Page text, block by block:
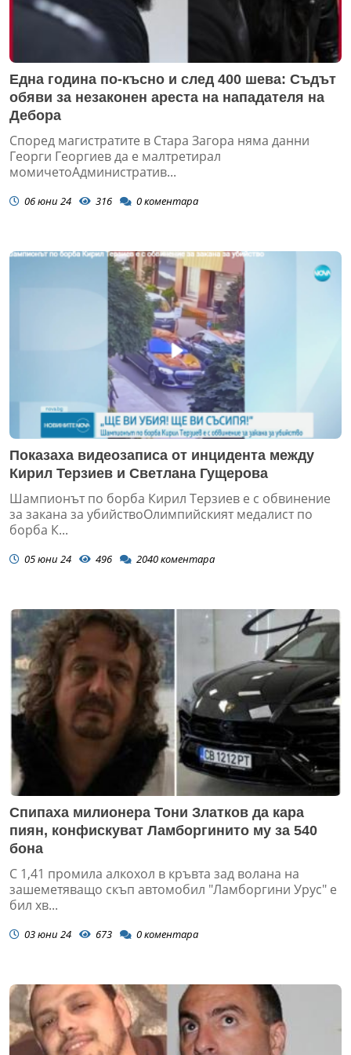
Една година по-късно и след 400 шева: Съдът
обяви за незаконен ареста на нападателя на
Дебора
Според магистратите в Стара Загора няма данни
Георги Георгиев да е малтретирал
момичетоАдминистратив...
06 юни 24 316 0коментара
Показаха видеозаписа от инцидента между
Кирил Терзиев и Светлана Гущерова
Шампионът по борба Кирил Терзиев е с обвинение
за закана за убийствоОлимпийският медалист по
борба К...
05 юни 24 496 2040коментара
Спипаха милионера Тони Златков да кара
пиян, конфискуват Ламборгинито му за 540
бона
С 1,41 промила алкохол в кръвта зад волана на
зашеметяващо скъп автомобил "Ламборгини Урус" е
бил хв...
03 юни 24 673 0коментара